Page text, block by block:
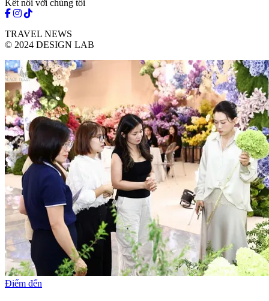
Kết nối với chúng tôi
TRAVEL NEWS
© 2024 DESIGN LAB
Điểm đến